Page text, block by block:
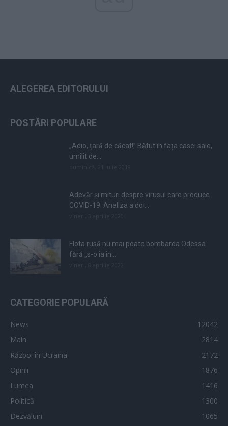
ALEGEREA EDITORULUI
POSTĂRI POPULARE
„Adio, țară de căcat!” Bătut în fața casei sale,
umilit de...
Adevăr și mituri despre virusul care produce
COVID-19. Analiza a doi...
Flota rusă nu mai poate bombarda Odessa
fără „s-o ia în...
CATEGORIE POPULARĂ
News
12042
Main
2814
Război în Ucraina
2172
Opinii
1876
Lumea
1416
Politică
1300
Dezvăluiri
1065